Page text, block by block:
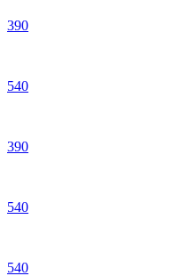
390
540
390
540
540